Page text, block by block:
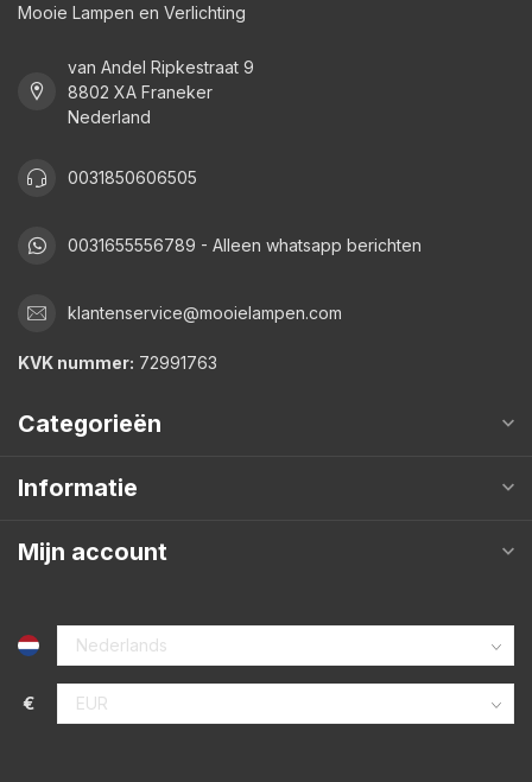
Mooie Lampen en Verlichting
van Andel Ripkestraat 9
8802 XA Franeker
Nederland
0031850606505
0031655556789 - Alleen whatsapp berichten
klantenservice@mooielampen.com
KVK nummer: 72991763
Categorieën
Informatie
Mijn account
€